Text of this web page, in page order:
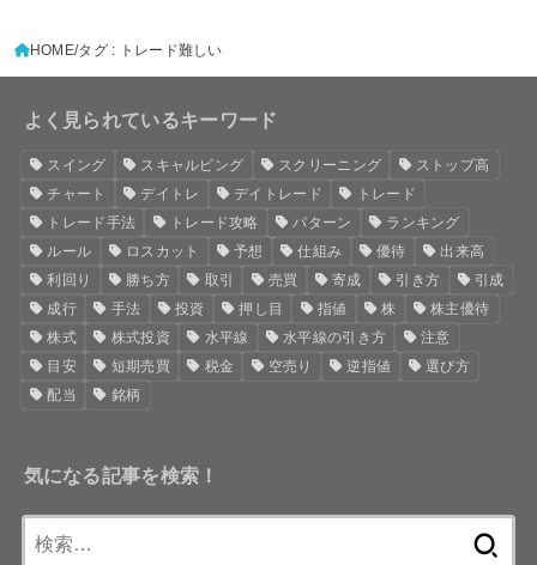
HOME タグ : トレード難しい
よく見られているキーワード
スイング スキャルピング スクリーニング
ストップ高
チャート
デイトレ デイトレード
トレード
トレード手法
トレード攻略 パターン
ランキング
ルール
ロスカット 予想 仕組み 優待
出来高
利回り
勝ち方 取引 売買 寄成 引き方
引成
成行
手法 投資 押し目 指値 株
株主優待
株式
株式投資 水平線 水平線の引き方
注意
目安
短期売買 税金 空売り 逆指値
選び方
配当
銘柄
気になる記事を検索！